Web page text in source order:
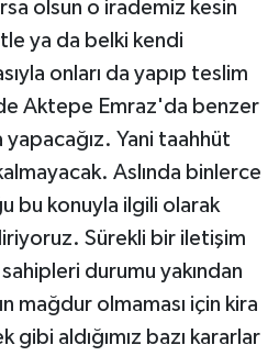
olsun o irademiz kesin
ya da belki kendi
onları da yapıp teslim
Aktepe Emraz'da benzer
Yani taahhüt
Aslında binlerce
bu konuyla ilgili olarak
Sürekli bir iletişim
durumu yakından
mağdur olmaması için kira
gibi aldığımız bazı kararlar